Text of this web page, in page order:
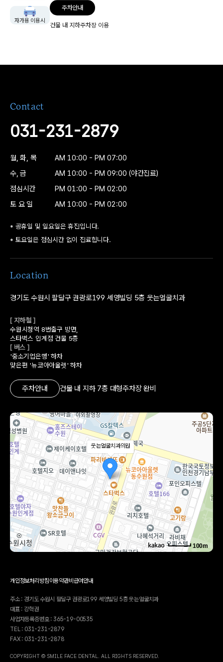
자가용 이용시
주차안내
건물 내 지하주차장 이용
Contact
031-231-2879
월, 화, 목
AM 10:00 - PM 07:00
수, 금
AM 10:00 - PM 09:00 (야간진료)
점심시간
PM 01:00 - PM 02:00
토 요 일
AM 10:00 - PM 02:00
* 공휴일 및 일요일은 휴진입니다.
* 토요일은 점심시간 없이 진료힙니다.
Location
경기도 수원시 팔달구 권광로199 세영빌딩 5층 웃는얼굴치과
[ 지하철 ]
수원시청역 8번출구 방면,
스타벅스 인계점 건물 5층
[ 버스 ]
'중소기업은행' 하차
맞은편 '뉴코아아울렛' 하차
주차안내 건물 내 지하 7층 대형주차장 완비
웃는얼굴치과의원
100m
주소
경기 수원시 팔달구 권광로 199 세영빌딩 5층 503호
전화
031-231-2879
개인정보처리방침이용약관비급여안내
주소 : 경기도 수원시 팔달구 권광로199 세영빌딩 5층 웃는얼굴치과
대표 : 강혁권
사업자등록증번호 : 365-19-00535
TEL : 031-231-2879
FAX : 031-231-2878
COPYRIGHT © SMILE FACE DENTAL. ALL RIGHTS RESERVED.